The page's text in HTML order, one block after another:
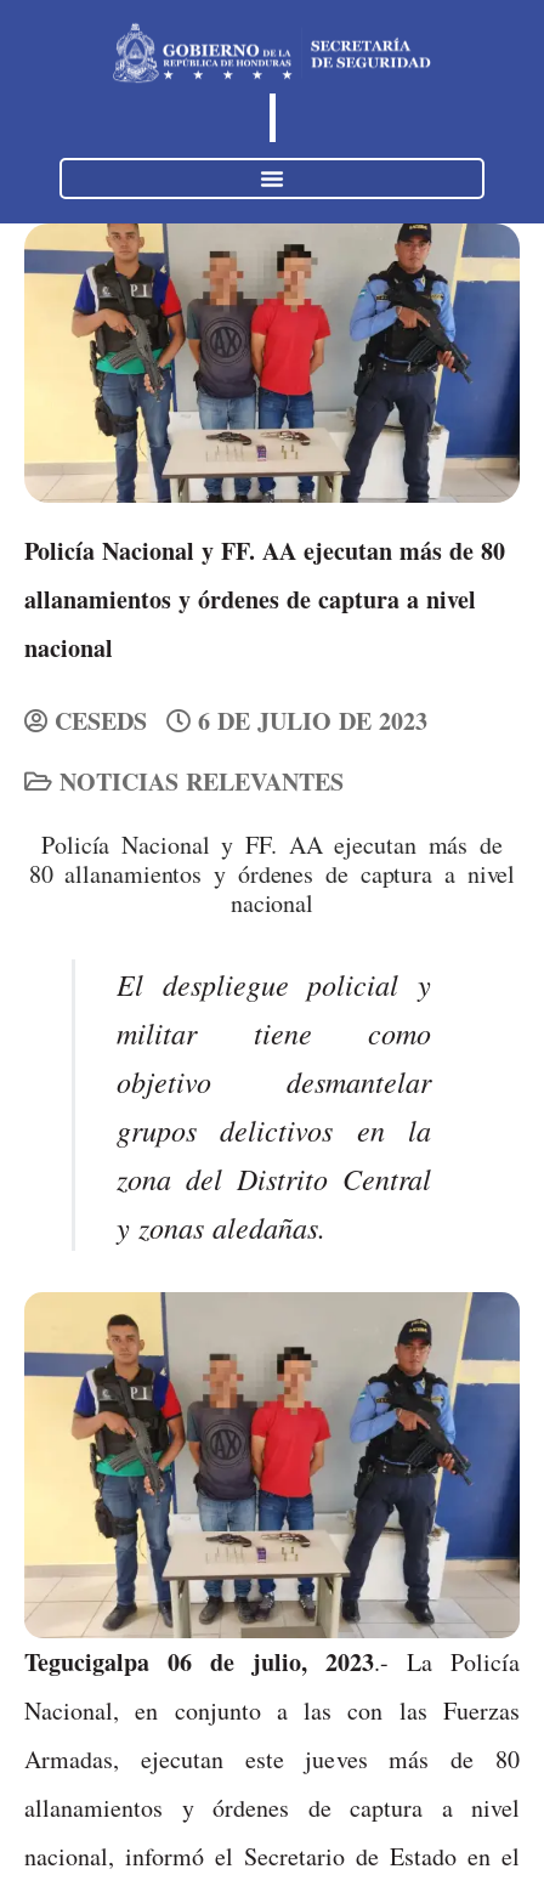
Policía Nacional y FF. AA ejecutan más de 80
allanamientos y órdenes de captura a nivel
nacional
CESEDS
6 DE JULIO DE 2023
NOTICIAS RELEVANTES
Policía Nacional y FF. AA ejecutan más de
80 allanamientos y órdenes de captura a nivel
nacional
El despliegue policial y
militar tiene como
objetivo desmantelar
grupos delictivos en la
zona del Distrito Central
y zonas aledañas.
Tegucigalpa 06 de julio, 2023.- La Policía
Nacional, en conjunto a las con las Fuerzas
Armadas, ejecutan este jueves más de 80
allanamientos y órdenes de captura a nivel
nacional, informó el Secretario de Estado en el